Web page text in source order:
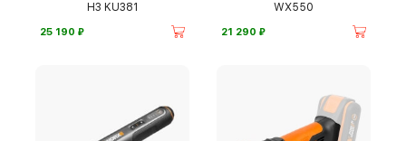
H3 KU381
25 190 ⃏
WX550
21 290 ⃏